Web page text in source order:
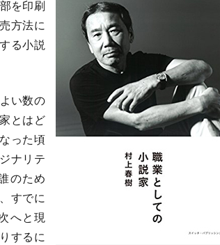
を印刷
方法に
る小説
い数の
とはど
った頃
ナリテ
のため
すでに
へと現
するに